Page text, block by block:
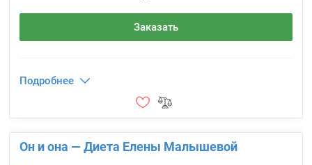
Заказать
Подробнее
Он и она — Диета Елены Малышевой